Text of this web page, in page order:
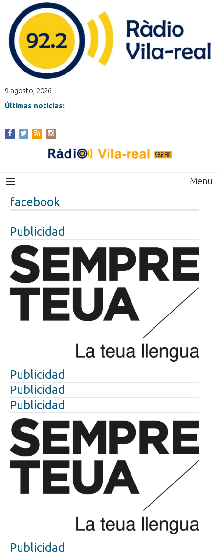
9 agosto, 2026
Últimas noticias:
Menu
facebook
Publicidad
Publicidad
Publicidad
Publicidad
Publicidad